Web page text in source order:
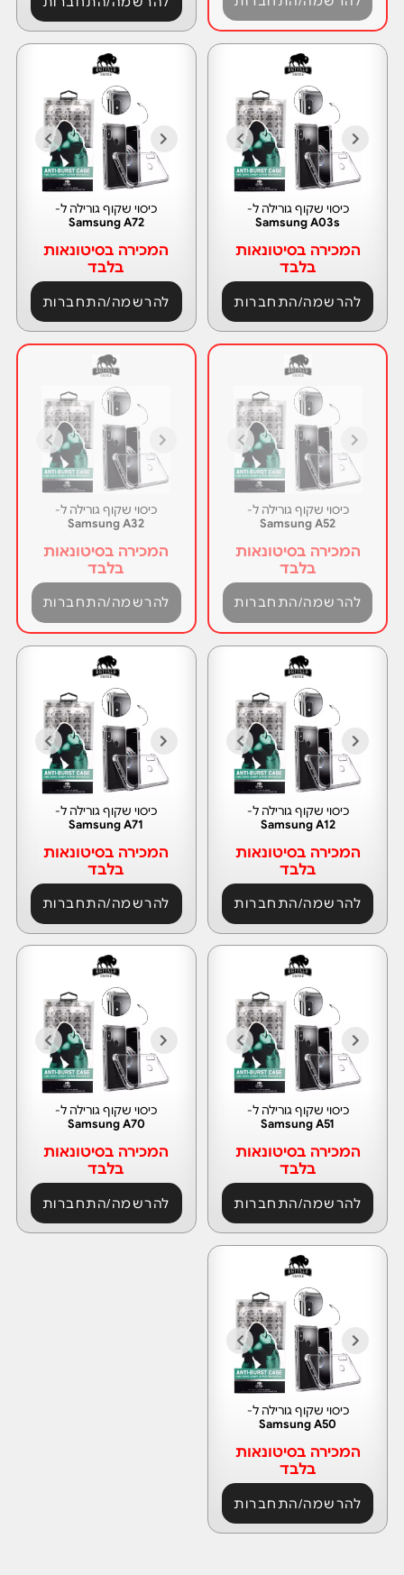
כיסוי שקוף גורילה ל-
Samsung A03s
המכירה בסיטונאות
בלבד
להרשמה/התחברות
כיסוי שקוף גורילה ל-
Samsung A72
המכירה בסיטונאות
בלבד
להרשמה/התחברות
כיסוי שקוף גורילה ל-
Samsung A52
המכירה בסיטונאות
בלבד
להרשמה/התחברות
כיסוי שקוף גורילה ל-
Samsung A32
המכירה בסיטונאות
בלבד
להרשמה/התחברות
כיסוי שקוף גורילה ל-
Samsung A12
המכירה בסיטונאות
בלבד
להרשמה/התחברות
כיסוי שקוף גורילה ל-
Samsung A71
המכירה בסיטונאות
בלבד
להרשמה/התחברות
כיסוי שקוף גורילה ל-
Samsung A51
המכירה בסיטונאות
בלבד
להרשמה/התחברות
כיסוי שקוף גורילה ל-
Samsung A70
המכירה בסיטונאות
בלבד
להרשמה/התחברות
כיסוי שקוף גורילה ל-
Samsung A50
המכירה בסיטונאות
בלבד
להרשמה/התחברות